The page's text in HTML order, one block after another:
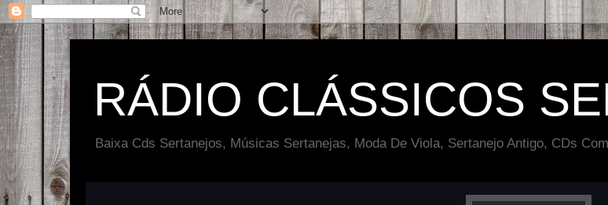
RÁDIO CLÁSSICOS
Baixa Cds Sertanejos, Músicas Sertanejas, Moda De Viola, Sertanejo Antigo, CDs